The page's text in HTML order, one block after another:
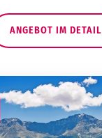
ANGEBOT IM DETAIL